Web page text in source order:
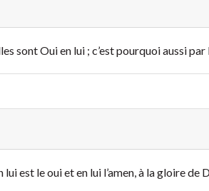
sont Oui en lui ; c’est pourquoi aussi
est le oui et en lui l’amen, à la gloire de